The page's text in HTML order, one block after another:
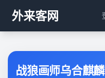
外来客网
战狼画师乌合麒